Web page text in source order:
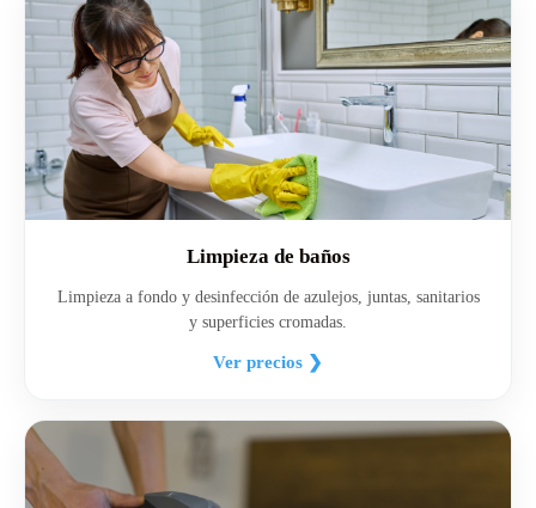
Limpieza de baños
Limpieza a fondo y desinfección de azulejos, juntas, sanitarios
y superficies cromadas.
Ver precios ❯